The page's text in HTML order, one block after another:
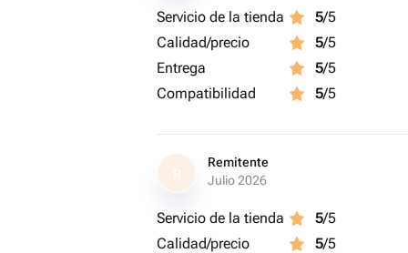
Servicio de la tienda 5/5
Calidad/precio
5/5
Entrega
5/5
Compatibilidad
5/5
R
Remitente
Julio 2026
Servicio de la tienda 5/5
Calidad/precio
5/5